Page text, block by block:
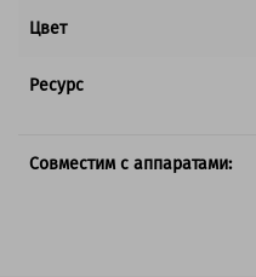
Цвет
Ресурс
Совместим с аппаратами: